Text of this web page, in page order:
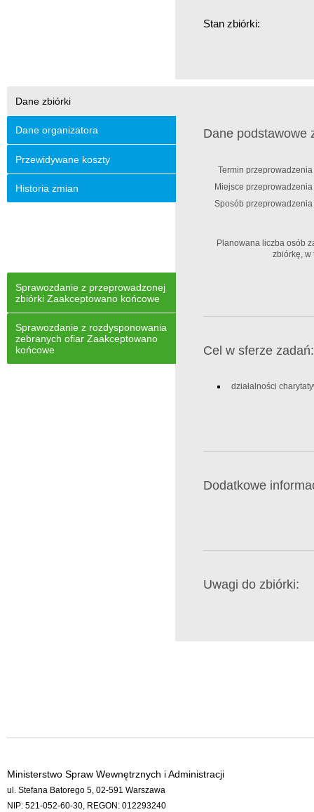
Stan zbiórki:
Dane zbiórki
Dane organizatora
Przewidywane koszty
Historia zmian
Sprawozdanie z przeprowadzonej
zbiórki Zaakceptowano końcowe
Sprawozdanie z rozdysponowania
zebranych ofiar Zaakceptowano
końcowe
Dane podstawowe
Termin
Miejsce
Sposób
Planowana liczba osób
zbiórkę, w
Cel w sferze zadań:
działalności
Dodatkowe
Uwagi do zbiórki:
Ministerstwo Spraw Wewnętrznych i Administracji
ul. Stefana Batorego 5, 02-591 Warszawa
NIP: 521-052-60-30, REGON: 012293240